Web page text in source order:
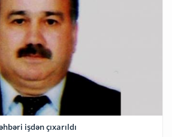
işdən çıxarıldı